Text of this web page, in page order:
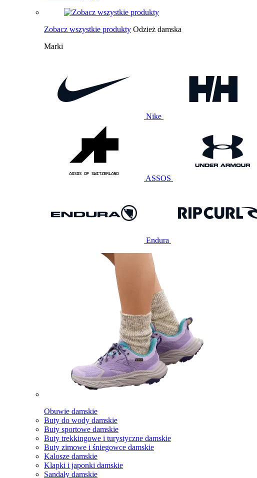
Zobacz wszystkie produkty Odzież damska
Marki
Nike
ASSOS
Endura
Obuwie damskie
Buty do wody damskie
Buty sportowe damskie
Buty trekkingowe i turystyczne damskie
Buty zimowe i śniegowce damskie
Kalosze damskie
Klapki i japonki damskie
Sandały damskie